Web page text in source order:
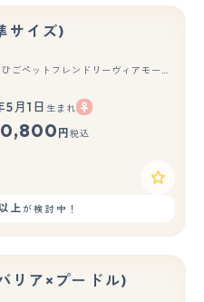
サイズ)
もっと見る
ひごペットフレンドリーヴィアモール アピタ江南西店
月1日 生まれ
円 税込
上が検討中！
リア×プードル)